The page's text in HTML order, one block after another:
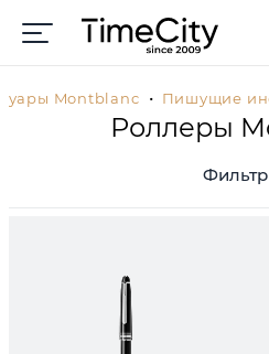
Montblanc Пишущие
Роллеры
Фильтр